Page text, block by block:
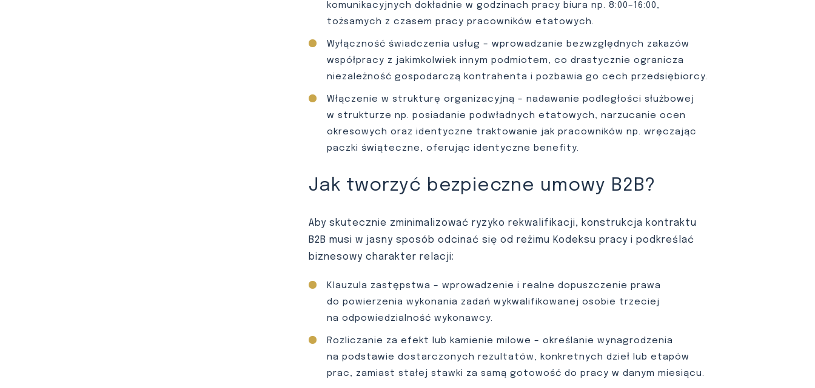
komunikacyjnych dokładnie w godzinach pracy biura np. 8:00–16:00,
tożsamych z czasem pracy pracowników etatowych.
Wyłączność świadczenia usług – wprowadzanie bezwzględnych zakazów
współpracy z jakimkolwiek innym podmiotem, co drastycznie ogranicza
niezależność gospodarczą kontrahenta i pozbawia go cech przedsiębiorcy.
Włączenie w strukturę organizacyjną – nadawanie podległości służbowej
w strukturze np. posiadanie podwładnych etatowych, narzucanie ocen
okresowych oraz identyczne traktowanie jak pracowników np. wręczając
paczki świąteczne, oferując identyczne benefity.
Jak tworzyć bezpieczne umowy B2B?
Aby skutecznie zminimalizować ryzyko rekwalifikacji, konstrukcja kontraktu
B2B musi w jasny sposób odcinać się od reżimu Kodeksu pracy i podkreślać
biznesowy charakter relacji:
Klauzula zastępstwa – wprowadzenie i realne dopuszczenie prawa
do powierzenia wykonania zadań wykwalifikowanej osobie trzeciej
na odpowiedzialność wykonawcy.
Rozliczanie za efekt lub kamienie milowe – określanie wynagrodzenia
na podstawie dostarczonych rezultatów, konkretnych dzieł lub etapów
prac, zamiast stałej stawki za samą gotowość do pracy w danym miesiącu.